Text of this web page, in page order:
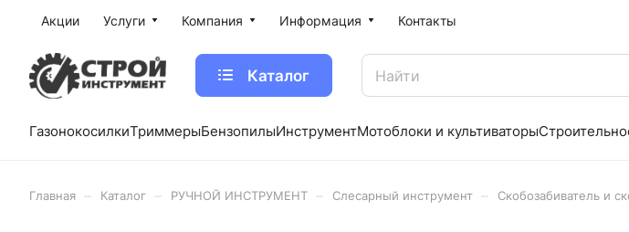
Акции Услуги Компания Информация Контакты
Каталог
ГазонокосилкиТриммерыБензопилыИнструментМотоблоки и культиваторы
Главная Каталог РУЧНОЙ ИНСТРУМЕНТ Слесарный инструмент Скобозабиватель и